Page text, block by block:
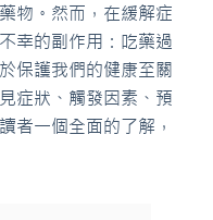
物。然而，在緩解症
幸的副作用：吃藥過
保護我們的健康至關
症狀、觸發因素、預
者一個全面的了解，